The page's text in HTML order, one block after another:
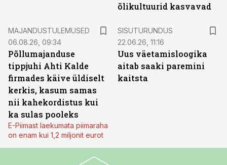
õlikultuurid kasvavad
MAJANDUSTULEMUSED
06.08.26, 09:34
Põllumajanduse
tippjuhi Ahti Kalde
firmades käive üldiselt
kerkis, kasum samas
nii kahekordistus kui
ka sulas pooleks
E-Piimast laekumata piimaraha
on enam kui 1,2 miljonit eurot
SISUTURUNDUS
22.06.26, 11:16
Uus väetamisloogika
aitab saaki paremini
kaitsta